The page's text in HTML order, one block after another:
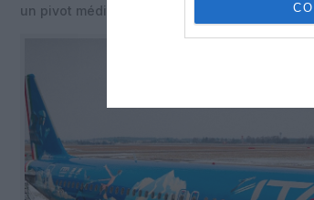
un pivot méditerranéen du réseau du groupe